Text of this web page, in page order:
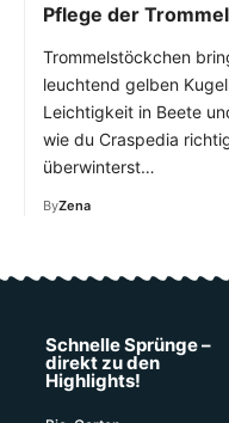
Pflege der
Trommelstöckchen
leuchtend gelben
Leichtigkeit in Beete
wie du Craspedia
überwinterst…
ByZena
Schnelle Sprünge –
direkt zu den
Highlights!